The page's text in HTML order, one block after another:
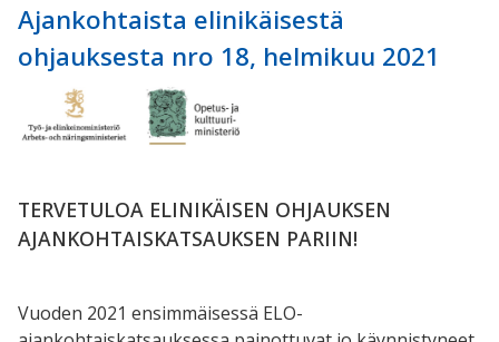
Ajankohtaista elinikäisestä
ohjauksesta nro 18, helmikuu 2021
TERVETULOA ELINIKÄISEN OHJAUKSEN
AJANKOHTAISKATSAUKSEN PARIIN!
Vuoden 2021 ensimmäisessä ELO-